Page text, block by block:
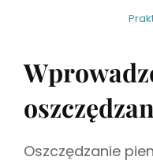
C
E
G
R
E
Oszczędzanie